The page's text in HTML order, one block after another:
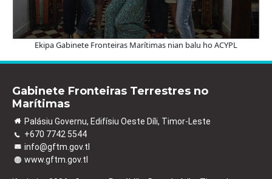
Ekipa Gabinete Fronteiras Marítimas nian balu ho ACYPL
Gabinete Fronteiras Terrestres no
Marítimas
Palásiu Governu, Edifísiu Oeste Díli, Timor-Leste
+670 7742 5544
info@gftm.gov.tl
www.gftm.gov.tl